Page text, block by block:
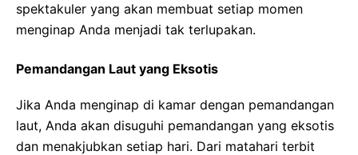
spektakuler yang akan membuat setiap momen
menginap Anda menjadi tak terlupakan.
Pemandangan Laut yang Eksotis
Jika Anda menginap di kamar dengan pemandangan
laut, Anda akan disuguhi pemandangan yang eksotis
dan menakjubkan setiap hari. Dari matahari terbit